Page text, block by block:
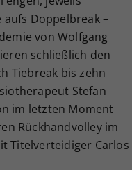
aufs Doppelbreak –
von Wolfgang
schließlich den
Tiebreak bis zehn
Stefan
im letzten Moment
Rückhandvolley im
Titelverteidiger Carlos